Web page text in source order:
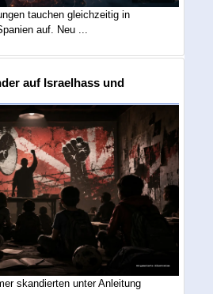
tauchen gleichzeitig in
auf. Neu ...
auf Israelhass und
skandierten unter Anleitung